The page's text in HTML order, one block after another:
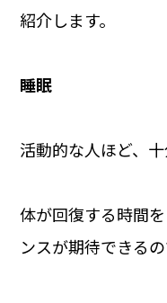
紹介します。
睡眠
活動的な人ほど、十
体が回復する時間
ンスが期待できるの